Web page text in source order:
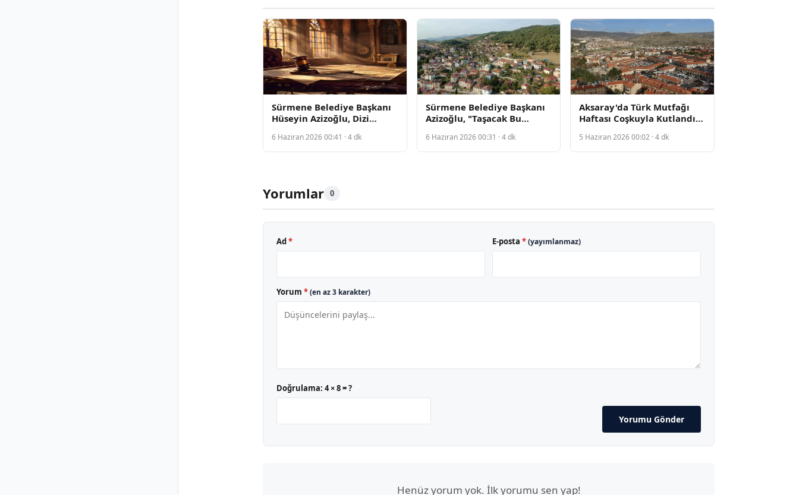
Sürmene Belediye Başkanı
Hüseyin Azizoğlu, Dizi
Tanıtımını Vurguladı
6 Haziran 2026 00:41 · 4 dk
Sürmene Belediye Başkanı
Azizoğlu, "Taşacak Bu
6 Haziran 2026 00:31 · 4 dk
Aksaray'da Türk Mutfağı
Haftası Coşkuyla Kutlandı,
5 Haziran 2026 00:02 · 4 dk
Yorumlar 0
Ad* E-posta *(yayımlanmaz)
Yorum *(en az 3 karakter)
Doğrulama: 4 × 8 = ?
Yorumu Gönder
Henüz yorum yok. İlk yorumu sen yap!